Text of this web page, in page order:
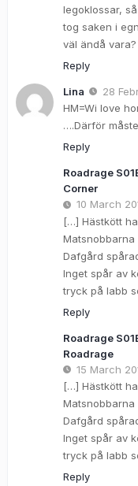
legoklossar,
tog saken i
väl ändå vara?
Reply
Lina
28
HM=Wi love
….Därför
Reply
Roadrage
Corner
10 March
[…] Hästkött
Matsnobbarna
Dafgård
Inget spår av
tryck på labb
Reply
Roadrage
Roadrage
15 March
[…] Hästkött
Matsnobbarna
Dafgård
Inget spår av
tryck på labb
Reply